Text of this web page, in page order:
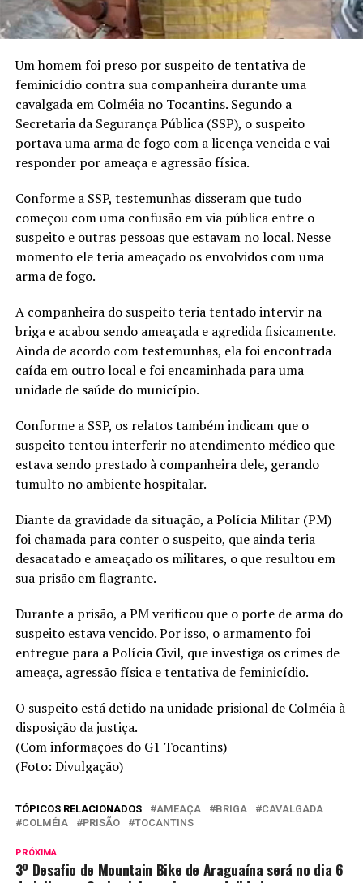
Um homem foi preso por suspeito de tentativa de
feminicídio contra sua companheira durante uma
cavalgada em Colméia no Tocantins. Segundo a
Secretaria da Segurança Pública (SSP), o suspeito
portava uma arma de fogo com a licença vencida e vai
responder por ameaça e agressão física.
Conforme a SSP, testemunhas disseram que tudo
começou com uma confusão em via pública entre o
suspeito e outras pessoas que estavam no local. Nesse
momento ele teria ameaçado os envolvidos com uma
arma de fogo.
A companheira do suspeito teria tentado intervir na
briga e acabou sendo ameaçada e agredida fisicamente.
Ainda de acordo com testemunhas, ela foi encontrada
caída em outro local e foi encaminhada para uma
unidade de saúde do município.
Conforme a SSP, os relatos também indicam que o
suspeito tentou interferir no atendimento médico que
estava sendo prestado à companheira dele, gerando
tumulto no ambiente hospitalar.
Diante da gravidade da situação, a Polícia Militar (PM)
foi chamada para conter o suspeito, que ainda teria
desacatado e ameaçado os militares, o que resultou em
sua prisão em flagrante.
Durante a prisão, a PM verificou que o porte de arma do
suspeito estava vencido. Por isso, o armamento foi
entregue para a Polícia Civil, que investiga os crimes de
ameaça, agressão física e tentativa de feminicídio.
O suspeito está detido na unidade prisional de Colméia à
disposição da justiça.
(Com informações do G1 Tocantins)
(Foto: Divulgação)
TÓPICOS RELACIONADOS AMEAÇA BRIGA
CAVALGADA
COLMÉIA
PRISÃO TOCANTINS
PRÓXIMA
3º Desafio de Mountain Bike de Araguaína será no dia 6